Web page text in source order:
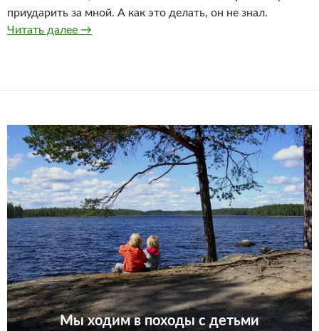
приударить за мной. А как это делать, он не знал.
Читать далее Первое свидание
→
Мы ходим в походы с детьми